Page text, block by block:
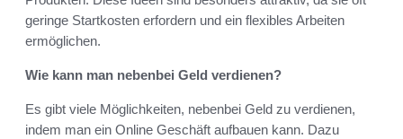
geringe Startkosten erfordern und ein flexibles Arbeiten
ermöglichen.
Wie kann man nebenbei Geld verdienen?
Es gibt viele Möglichkeiten, nebenbei Geld zu verdienen,
indem man ein Online Geschäft aufbauen kann. Dazu